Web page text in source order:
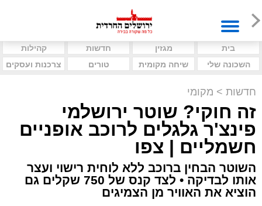
בית מגזין חדשות
קהילות
השכונה שלי
שיחה מקומית טורים צרכנות ועסקים
חדשות > מקומי
זה חוקי? שוטר ירושלמי
פינצ'ר גלגלים לרוכב אופניים
חשמליים | צפו
השוטר הבחין ברוכב ללא לוחית רישוי ועצר
אותו לבדיקה • לצד קנס של 750 שקלים גם
הוציא את האוויר מן הצמיגים